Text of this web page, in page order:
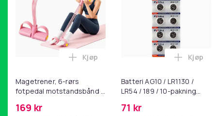
Magetrener, 6-rørs
fotpedal motstandsbånd -
yoga og
169 kr
Legg Magetrener, 6-rørs fotpedal
Kjøp
Batteri AG10 / LR1130 /
LR54 / 189 / 10-pakning
71 kr
Legg
Kjøp